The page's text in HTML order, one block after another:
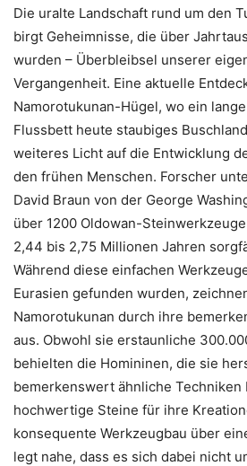
Die uralte Landschaft rund um den
birgt Geheimnisse, die über
wurden – Überbleibsel unserer
Vergangenheit. Eine aktuelle
Namorotukunan-Hügel, wo ein
Flussbett heute staubiges
weiteres Licht auf die Entwicklung
den frühen Menschen. Forscher
David Braun von der George
über 1200 Oldowan-
2,44 bis 2,75 Millionen Jahren
Während diese einfachen
Eurasien gefunden wurden,
Namorotukunan durch ihre
aus. Obwohl sie erstaunliche
behielten die Homininen, die sie
bemerkenswert ähnliche Techniken
hochwertige Steine ​​für ihre
konsequente Werkzeugbau über
legt nahe, dass es sich dabei nicht